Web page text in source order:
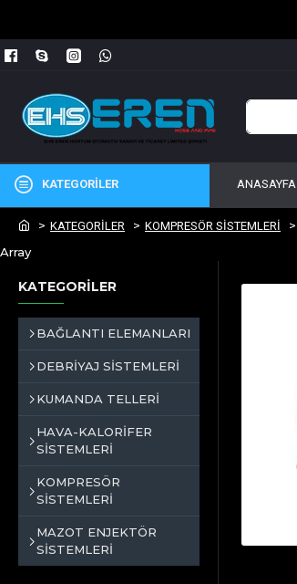
KATEGORİLER ANASAYFA
KATEGORİLER KOMPRESÖR SİSTEMLERİ
Array
KATEGORİLER
BAĞLANTI ELEMANLARI
DEBRİYAJ SİSTEMLERİ
KUMANDA TELLERİ
HAVA-KALORİFER
SİSTEMLERİ
KOMPRESÖR
SİSTEMLERİ
MAZOT ENJEKTÖR
SİSTEMLERİ